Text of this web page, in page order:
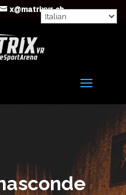
x@matrixvr.ch